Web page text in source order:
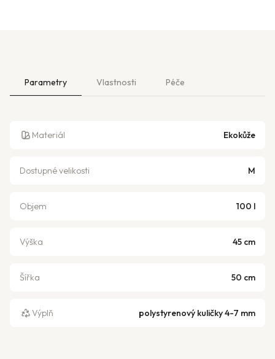
Parametry Vlastnosti Péče
Materiál Ekokůže
Dostupné velikosti M
Objem 100 l
Výška 45 cm
Šířka 50 cm
Výplň polystyrenový kuličky 4-7 mm